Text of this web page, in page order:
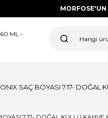
MORFOSE'UN
ONIX SAÇ BOYASI 7.17- DOĞAL